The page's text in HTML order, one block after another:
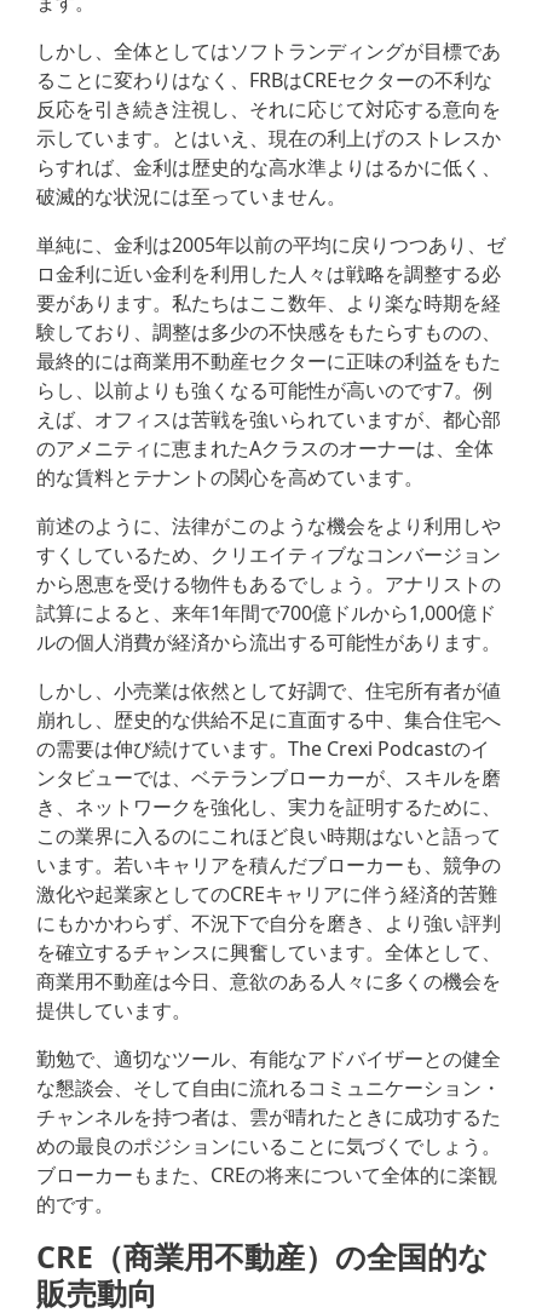
しかし、全体としてはソフトランディングが目標であ
ることに変わりはなく、FRBはCREセクターの不利な
反応を引き続き注視し、それに応じて対応する意向を
示しています。とはいえ、現在の利上げのストレスか
らすれば、金利は歴史的な高水準よりはるかに低く、
破滅的な状況には至っていません。
単純に、金利は2005年以前の平均に戻りつつあり、ゼ
ロ金利に近い金利を利用した人々は戦略を調整する必
要があります。私たちはここ数年、より楽な時期を経
験しており、調整は多少の不快感をもたらすものの、
最終的には商業用不動産セクターに正味の利益をもた
らし、以前よりも強くなる可能性が高いのです7。例
えば、オフィスは苦戦を強いられていますが、都心部
のアメニティに恵まれたAクラスのオーナーは、全体
的な賃料とテナントの関心を高めています。
前述のように、法律がこのような機会をより利用しや
すくしているため、クリエイティブなコンバージョン
から恩恵を受ける物件もあるでしょう。アナリストの
試算によると、来年1年間で700億ドルから1,000億ド
ルの個人消費が経済から流出する可能性があります。
しかし、小売業は依然として好調で、住宅所有者が値
崩れし、歴史的な供給不足に直面する中、集合住宅へ
の需要は伸び続けています。The Crexi Podcastのイ
ンタビューでは、ベテランブローカーが、スキルを磨
き、ネットワークを強化し、実力を証明するために、
この業界に入るのにこれほど良い時期はないと語って
います。若いキャリアを積んだブローカーも、競争の
激化や起業家としてのCREキャリアに伴う経済的苦難
にもかかわらず、不況下で自分を磨き、より強い評判
を確立するチャンスに興奮しています。全体として、
商業用不動産は今日、意欲のある人々に多くの機会を
提供しています。
勤勉で、適切なツール、有能なアドバイザーとの健全
な懇談会、そして自由に流れるコミュニケーション・
チャンネルを持つ者は、雲が晴れたときに成功するた
めの最良のポジションにいることに気づくでしょう。
ブローカーもまた、CREの将来について全体的に楽観
的です。
CRE（商業用不動産）の全国的な
販売動向